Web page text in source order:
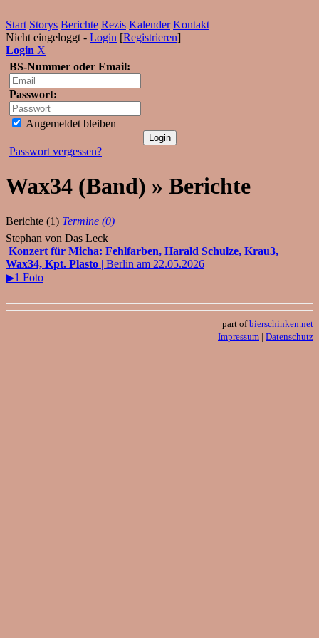
Start Storys Berichte Rezis Kalender Kontakt
Nicht eingeloggt - Login [Registrieren]
Login X
BS-Nummer oder Email:
Passwort:
Angemeldet bleiben
Passwort vergessen?
Wax34 (Band) » Berichte
Berichte (1) Termine (0)
Stephan von Das Leck
Konzert für Micha: Fehlfarben, Harald Schulze, Krau3,
Wax34, Kpt. Plasto | Berlin am 22.05.2026
▶1 Foto
part ofbierschinken.net
Impressum | Datenschutz